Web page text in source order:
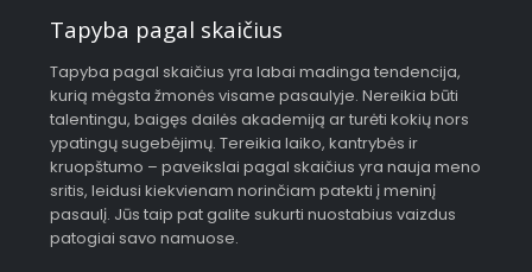
Tapyba pagal skaičius
Tapyba pagal skaičius yra labai madinga tendencija,
kurią mėgsta žmonės visame pasaulyje. Nereikia būti
talentingu, baigęs dailės akademiją ar turėti kokių nors
ypatingų sugebėjimų. Tereikia laiko, kantrybės ir
kruopštumo – paveikslai pagal skaičius yra nauja meno
sritis, leidusi kiekvienam norinčiam patekti į meninį
pasaulį. Jūs taip pat galite sukurti nuostabius vaizdus
patogiai savo namuose.